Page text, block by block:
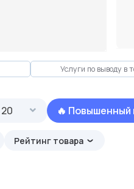
Услуги по выводу в
20 🔥 Повышенный
Рейтинг товара